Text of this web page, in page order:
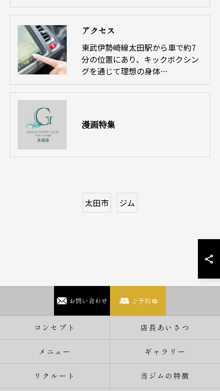
アクセス
東武伊勢崎線太田駅から車で約7
分の位置にあり、キックボクシン
グを通じて理想の身体…
漫画特集
太田市 ジム
お問い合わせ ご予約
コンセプト 店長あいさつ
メニュー ギャラリー
リクルート 当ジムの特徴